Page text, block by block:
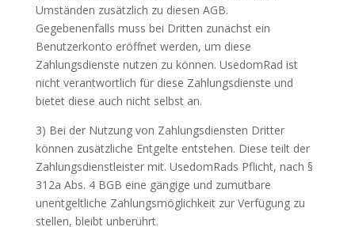
Umständen zusätzlich zu diesen AGB.
Gegebenenfalls muss bei Dritten zunächst ein
Benutzerkonto eröffnet werden, um diese
Zahlungsdienste nutzen zu können. UsedomRad ist
nicht verantwortlich für diese Zahlungsdienste und
bietet diese auch nicht selbst an.
3) Bei der Nutzung von Zahlungsdiensten Dritter
können zusätzliche Entgelte entstehen. Diese teilt der
Zahlungsdienstleister mit. UsedomRads Pflicht, nach §
312a Abs. 4 BGB eine gängige und zumutbare
unentgeltliche Zahlungsmöglichkeit zur Verfügung zu
stellen, bleibt unberührt.